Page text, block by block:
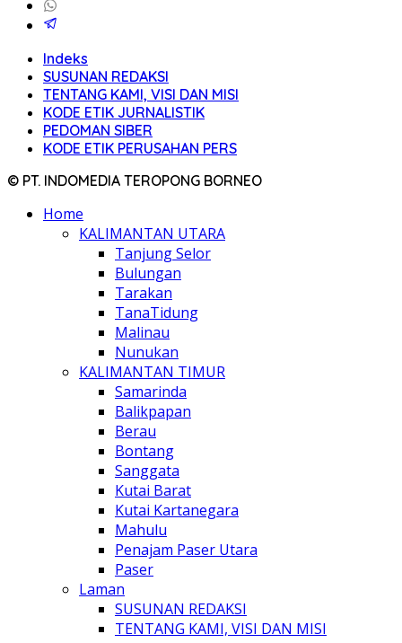
Indeks
SUSUNAN REDAKSI
TENTANG KAMI, VISI DAN MISI
KODE ETIK JURNALISTIK
PEDOMAN SIBER
KODE ETIK PERUSAHAN PERS
© PT. INDOMEDIA TEROPONG BORNEO
Home
KALIMANTAN UTARA
Tanjung Selor
Bulungan
Tarakan
TanaTidung
Malinau
Nunukan
KALIMANTAN TIMUR
Samarinda
Balikpapan
Berau
Bontang
Sanggata
Kutai Barat
Kutai Kartanegara
Mahulu
Penajam Paser Utara
Paser
Laman
SUSUNAN REDAKSI
TENTANG KAMI, VISI DAN MISI